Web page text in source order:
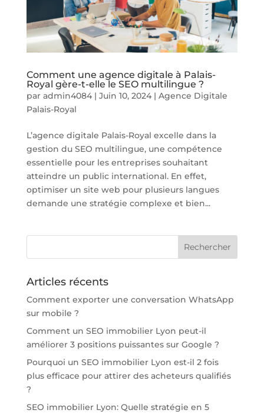
Comment une agence digitale à Palais-
Royal gère-t-elle le SEO multilingue ?
par admin4084| Juin 10, 2024| Agence Digitale
Palais-Royal
L’agence digitale Palais-Royal excelle dans la
gestion du SEO multilingue, une compétence
essentielle pour les entreprises souhaitant
atteindre un public international. En effet,
optimiser un site web pour plusieurs langues
demande une stratégie complexe et bien...
Articles récents
Comment exporter une conversation WhatsApp
sur mobile ?
Comment un SEO immobilier Lyon peut-il
améliorer 3 positions puissantes sur Google ?
Pourquoi un SEO immobilier Lyon est-il 2 fois
plus efficace pour attirer des acheteurs qualifiés
?
SEO immobilier Lyon: Quelle stratégie en 5